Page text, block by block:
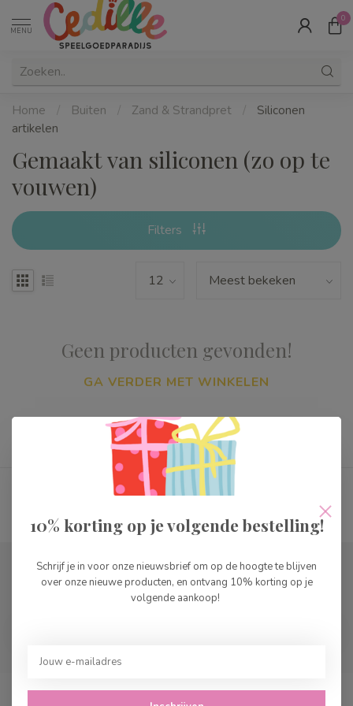
MENU
0
Home / Buiten / Zand & Strandpret /
Siliconen
artikelen
Gemaakt van siliconen (zo op te
vouwen)
Filters
Geen producten gevonden!
GA VERDER MET WINKELEN
Toon1-0van 0
Abonneer je op onze nieuwsbrief
Blijf op de hoogte over onze laatste acties
10% korting op je volgende bestelling!
Schrijf je in voor onze nieuwsbrief om op de hoogte te blijven
over onze nieuwe producten, en ontvang 10% korting op je
volgende aankoop!